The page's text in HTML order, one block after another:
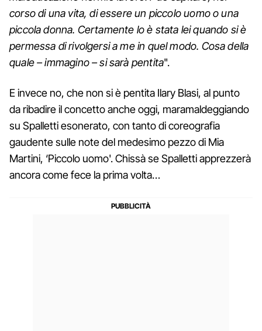
corso di una vita, di essere un piccolo uomo o una
piccola donna. Certamente lo è stata lei quando si è
permessa di rivolgersi a me in quel modo. Cosa della
quale – immagino – si sarà pentita".
E invece no, che non si è pentita Ilary Blasi, al punto
da ribadire il concetto anche oggi, maramaldeggiando
su Spalletti esonerato, con tanto di coreografia
gaudente sulle note del medesimo pezzo di Mia
Martini, ‘Piccolo uomo'. Chissà se Spalletti apprezzerà
ancora come fece la prima volta…